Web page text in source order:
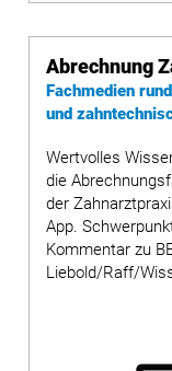
Abrechnung
Fachmedien
und
Wertvolles
die
der
App.
Kommentar zu
Liebold/Raff/